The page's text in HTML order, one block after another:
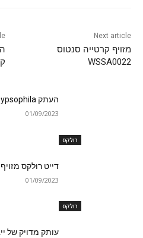
Next article
מזויף קרטייה סנטוס
WSSA0022
רולקס
העתק Rolex Day Date 36 Gypsophila
01/09/2023
רולקס
דייט רולקס מזויף 36 Gypsophila
01/09/2023
עותק מדויק של